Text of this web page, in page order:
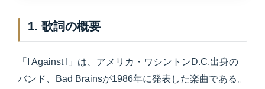
1. 歌詞の概要
「I Against I」は、アメリカ・ワシントンD.C.出身の
バンド、Bad Brainsが1986年に発表した楽曲である。